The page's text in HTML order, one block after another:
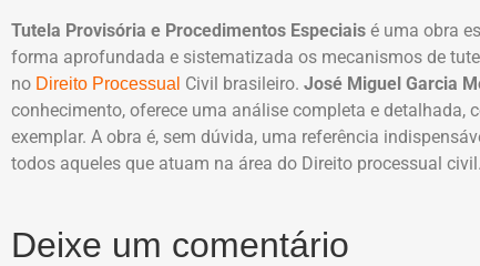
Tutela Provisória e Procedimentos Especiais é uma obra
forma aprofundada e sistematizada os mecanismos de
no Direito Processual Civil brasileiro. José Miguel Garcia
conhecimento, oferece uma análise completa e detalhada,
exemplar. A obra é, sem dúvida, uma referência
todos aqueles que atuam na área do Direito processual civil.
Deixe um comentário